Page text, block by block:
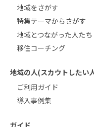
地域をさがす
特集テーマからさがす
地域とつながった人たち
移住コーチング
地域の人(スカウトしたい
ご利用ガイド
導入事例集
ガイド